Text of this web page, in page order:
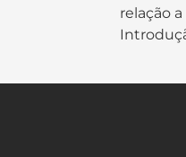
relação